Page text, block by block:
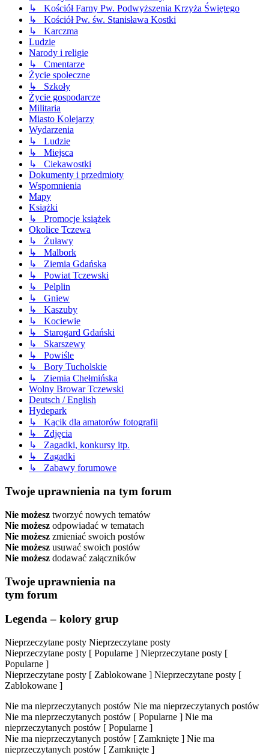
↳ Kościół Farny Pw. Podwyższenia Krzyża Świętego
↳ Kościół Pw. św. Stanisława Kostki
↳ Karczma
Ludzie
Narody i religie
↳ Cmentarze
Życie społeczne
↳ Szkoły
Życie gospodarcze
Militaria
Miasto Kolejarzy
Wydarzenia
↳ Ludzie
↳ Miejsca
↳ Ciekawostki
Dokumenty i przedmioty
Wspomnienia
Mapy
Książki
↳ Promocje książek
Okolice Tczewa
↳ Żuławy
↳ Malbork
↳ Ziemia Gdańska
↳ Powiat Tczewski
↳ Pelplin
↳ Gniew
↳ Kaszuby
↳ Kociewie
↳ Starogard Gdański
↳ Skarszewy
↳ Powiśle
↳ Bory Tucholskie
↳ Ziemia Chełmińska
Wolny Browar Tczewski
Deutsch / English
Hydepark
↳ Kącik dla amatorów fotografii
↳ Zdjęcia
↳ Zagadki, konkursy itp.
↳ Zagadki
↳ Zabawy forumowe
Twoje uprawnienia na tym forum
Nie możesz tworzyć nowych tematów
Nie możesz odpowiadać w tematach
Nie możesz zmieniać swoich postów
Nie możesz usuwać swoich postów
Nie możesz dodawać załączników
Twoje uprawnienia na
tym forum
Legenda – kolory grup
Nieprzeczytane posty Nieprzeczytane posty
Nieprzeczytane posty [ Popularne ] Nieprzeczytane posty [
Popularne ]
Nieprzeczytane posty [ Zablokowane ] Nieprzeczytane posty [
Zablokowane ]
Nie ma nieprzeczytanych postów Nie ma nieprzeczytanych postów
Nie ma nieprzeczytanych postów [ Popularne ] Nie ma
nieprzeczytanych postów [ Popularne ]
Nie ma nieprzeczytanych postów [ Zamknięte ] Nie ma
nieprzeczytanych postów [ Zamknięte ]